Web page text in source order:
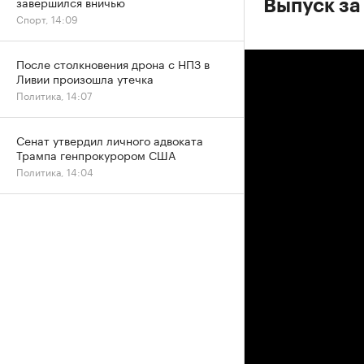
Выпуск
Спорт, 14:09
После столкновения дрона с НПЗ в
Ливии произошла утечка
Политика, 14:07
Сенат утвердил личного адвоката
Трампа генпрокурором США
Политика, 14:04